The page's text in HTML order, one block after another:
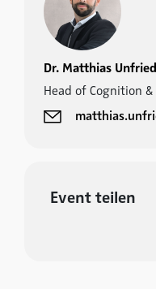
Dr. Matthias Unfried
Head of Cognition &
Event teilen